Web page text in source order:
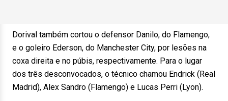
Dorival também cortou o defensor Danilo, do Flamengo,
e o goleiro Ederson, do Manchester City, por lesões na
coxa direita e no púbis, respectivamente. Para o lugar
dos três desconvocados, o técnico chamou Endrick (Real
Madrid), Alex Sandro (Flamengo) e Lucas Perri (Lyon).